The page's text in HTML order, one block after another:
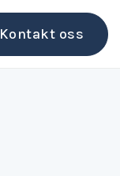
Kontakt oss